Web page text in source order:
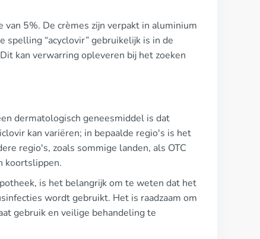
5%. De crèmes zijn verpakt in aluminium
“acyclovir” gebruikelijk is in de
kan verwarring opleveren bij het zoeken
dermatologisch geneesmiddel is dat
kan variëren; in bepaalde regio's is het
regio's, zoals sommige landen, als OTC
koortslippen.
is het belangrijk om te weten dat het
wordt gebruikt. Het is raadzaam om
gebruik en veilige behandeling te